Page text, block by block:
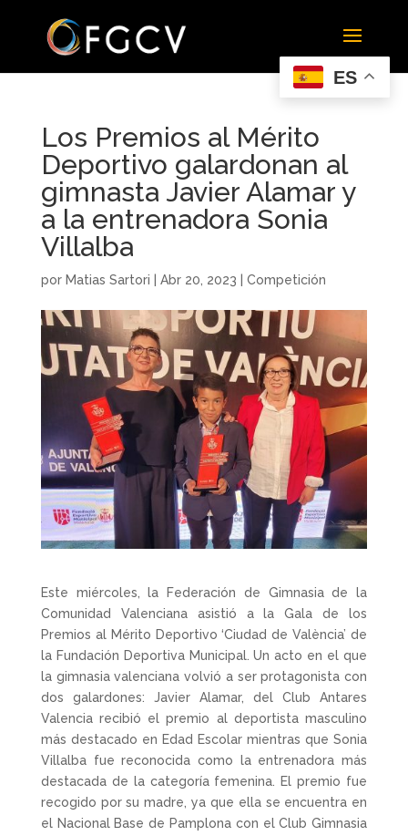
Los Premios al Mérito
Deportivo galardonan al
gimnasta Javier Alamar y
a la entrenadora Sonia
Villalba
por Matias Sartori Abr 20, 2023 Competición
Este miércoles, la Federación de Gimnasia de la
Comunidad Valenciana asistió a la Gala de los
Premios al Mérito Deportivo ‘Ciudad de València’ de
la Fundación Deportiva Municipal. Un acto en el que
la gimnasia valenciana volvió a ser protagonista con
dos galardones: Javier Alamar, delClub Antares
Valenciarecibió el premio al deportista masculino
más destacado en Edad Escolar mientras que Sonia
Villalba fue reconocida como la entrenadora más
destacada de la categoría femenina. El premio fue
recogido por su madre, ya que ella se encuentra en
el Nacional Base de Pamplona con elClub Gimnasia
ES